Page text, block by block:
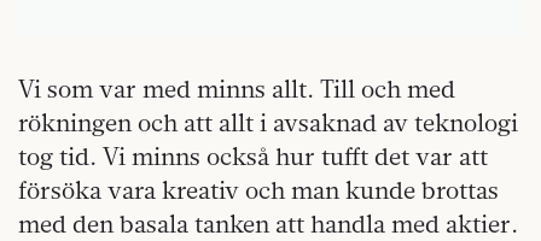
Vi som var med minns allt. Till och med
rökningen och att allt i avsaknad av teknologi
tog tid. Vi minns också hur tufft det var att
försöka vara kreativ och man kunde brottas
med den basala tanken att handla med aktier.